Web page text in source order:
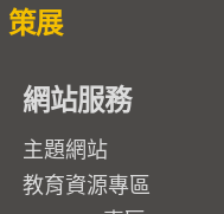
策展
網站服務
主題網站
教育資源專區